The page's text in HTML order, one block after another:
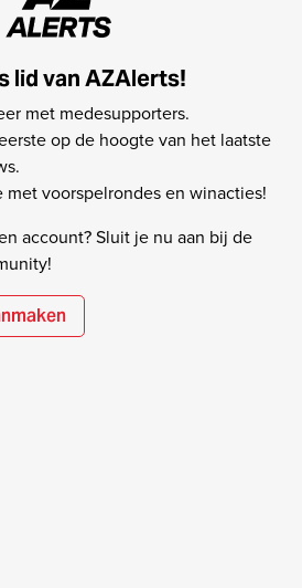
lid van AZAlerts!
met medesupporters.
op de hoogte van het laatste
met voorspelrondes en winacties!
account? Sluit je nu aan bij de